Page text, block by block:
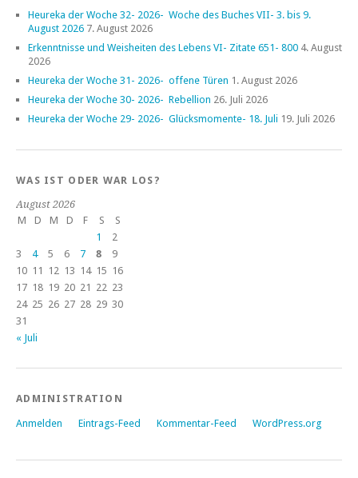
Heureka der Woche 32- 2026- Woche des Buches VII- 3. bis 9.
August 2026 7. August 2026
Erkenntnisse und Weisheiten des Lebens VI- Zitate 651- 800 4. August
2026
Heureka der Woche 31- 2026- offene Türen 1. August 2026
Heureka der Woche 30- 2026- Rebellion 26. Juli 2026
Heureka der Woche 29- 2026- Glücksmomente- 18. Juli 19. Juli 2026
WAS IST ODER WAR LOS?
August 2026
M
D M D F S
S
1
2
3
4 5 6 7 8
9
10 11 12 13 14 15 16
17 18 19 20 21 22 23
24 25 26 27 28 29 30
31
« Juli
ADMINISTRATION
Anmelden Eintrags-Feed Kommentar-Feed WordPress.org